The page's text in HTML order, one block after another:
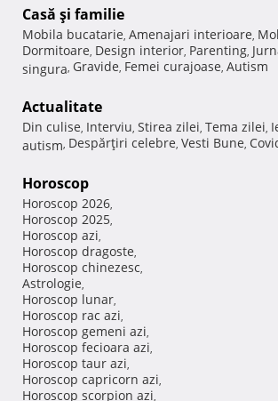
Casă şi familie
Mobila bucatarie, Amenajari interioare,
Dormitoare, Design interior, Parenting,
singura, Gravide, Femei curajoase, Autism
Actualitate
Din culise, Interviu, Stirea zilei, Tema zilei,
autism, Despărţiri celebre, Vesti Bune,
Horoscop
Horoscop 2026,
Horoscop 2025,
Horoscop azi,
Horoscop dragoste,
Horoscop chinezesc,
Astrologie,
Horoscop lunar,
Horoscop rac azi,
Horoscop gemeni azi,
Horoscop fecioara azi,
Horoscop taur azi,
Horoscop capricorn azi,
Horoscop scorpion azi,